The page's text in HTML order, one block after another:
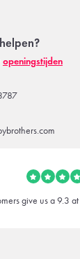
openingstijden
give us a 9.3 at